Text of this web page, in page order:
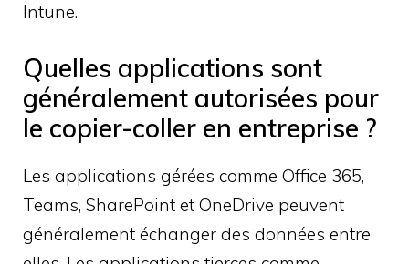
Intune.
Quelles applications sont
généralement autorisées pour
le copier-coller en entreprise ?
Les applications gérées comme Office 365,
Teams, SharePoint et OneDrive peuvent
généralement échanger des données entre